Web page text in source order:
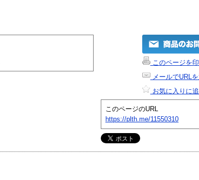
このページを
メールでURL
お気に入りに
このページのURL
https://plth.me/11550310